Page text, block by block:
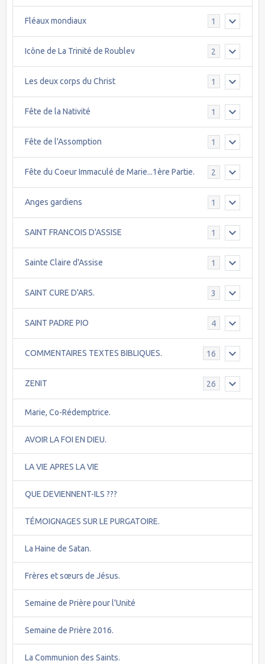
Fléaux mondiaux 1
Icône de La Trinité de Roublev 2
Les deux corps du Christ 1
Fête de la Nativité 1
Fête de l'Assomption 1
Fête du Coeur Immaculé de Marie...1ère Partie. 2
Anges gardiens 1
SAINT FRANCOIS D'ASSISE 1
Sainte Claire d'Assise 1
SAINT CURE D'ARS. 3
SAINT PADRE PIO 4
COMMENTAIRES TEXTES BIBLIQUES. 16
ZENIT 26
Marie, Co-Rédemptrice.
AVOIR LA FOI EN DIEU.
LA VIE APRES LA VIE
QUE DEVIENNENT-ILS ???
TÉMOIGNAGES SUR LE PURGATOIRE.
La Haine de Satan.
Frères et sœurs de Jésus.
Semaine de Prière pour l'Unité
Semaine de Prière 2016.
La Communion des Saints.